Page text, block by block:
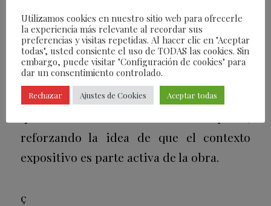
contract,Urban Matters Studio,OOAA
ArquitecturayBorja Esteras x
SHAMELESS. A esta constelación de
miradas se suma la propia galería
anfitriona, a través de
White Lab Studio
reforzando la idea de que el contexto
expositivo es parte activa de la obra.
ç
Utilizamos cookies en nuestro sitio web para ofrecerle
la experiencia más relevante al recordar sus
preferencias y visitas repetidas. Al hacer clic en "Aceptar
todas", usted consiente el uso de TODAS las cookies. Sin
embargo, puede visitar "Configuración de cookies" para
dar un consentimiento controlado.
Rechazar Ajustes de Cookies Aceptar todas